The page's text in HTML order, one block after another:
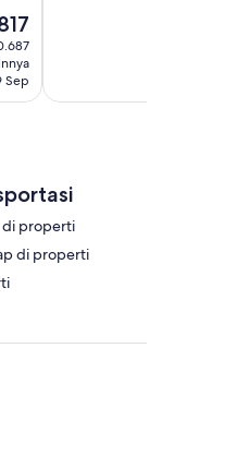
Sep
di properti
di properti